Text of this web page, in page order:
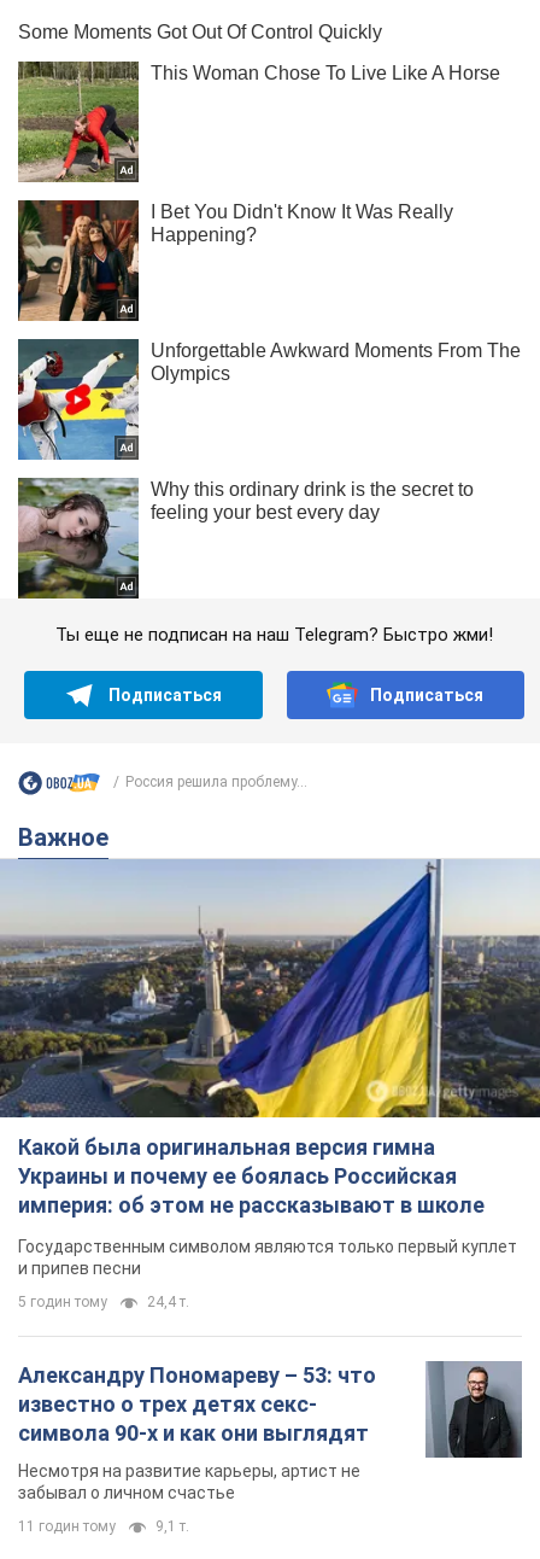
Ты еще не подписан на наш Telegram? Быстро жми!
Подписаться Подписаться
Россия решила проблему...
Важное
Какой была оригинальная версия гимна
Украины и почему ее боялась Российская
империя: об этом не рассказывают в школе
Государственным символом являются только первый куплет
и припев песни
5 годин тому 24,4 т.
Александру Пономареву – 53: что
известно о трех детях секс-
символа 90-х и как они выглядят
Несмотря на развитие карьеры, артист не
забывал о личном счастье
11 годин тому 9,1 т.